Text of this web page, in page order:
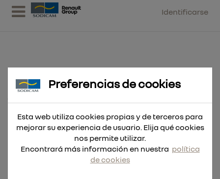
Identificarse
Broca RED COBALT HSS-G Co.
12,0x151
Preferencias de cookies
Esta web utiliza cookies propias y de terceros para
mejorar su experiencia de usuario. Elija qué cookies
nos permite utilizar.
Encontrará más información en nuestra política
de cookies